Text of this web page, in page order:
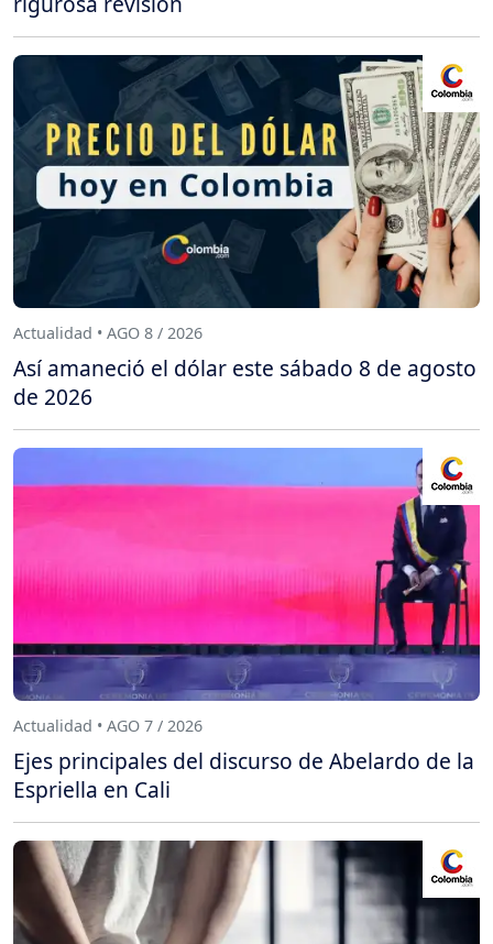
Actualidad • AGO 8 / 2026
Así amaneció el dólar este sábado 8 de agosto
de 2026
Actualidad • AGO 7 / 2026
Ejes principales del discurso de Abelardo de la
Espriella en Cali